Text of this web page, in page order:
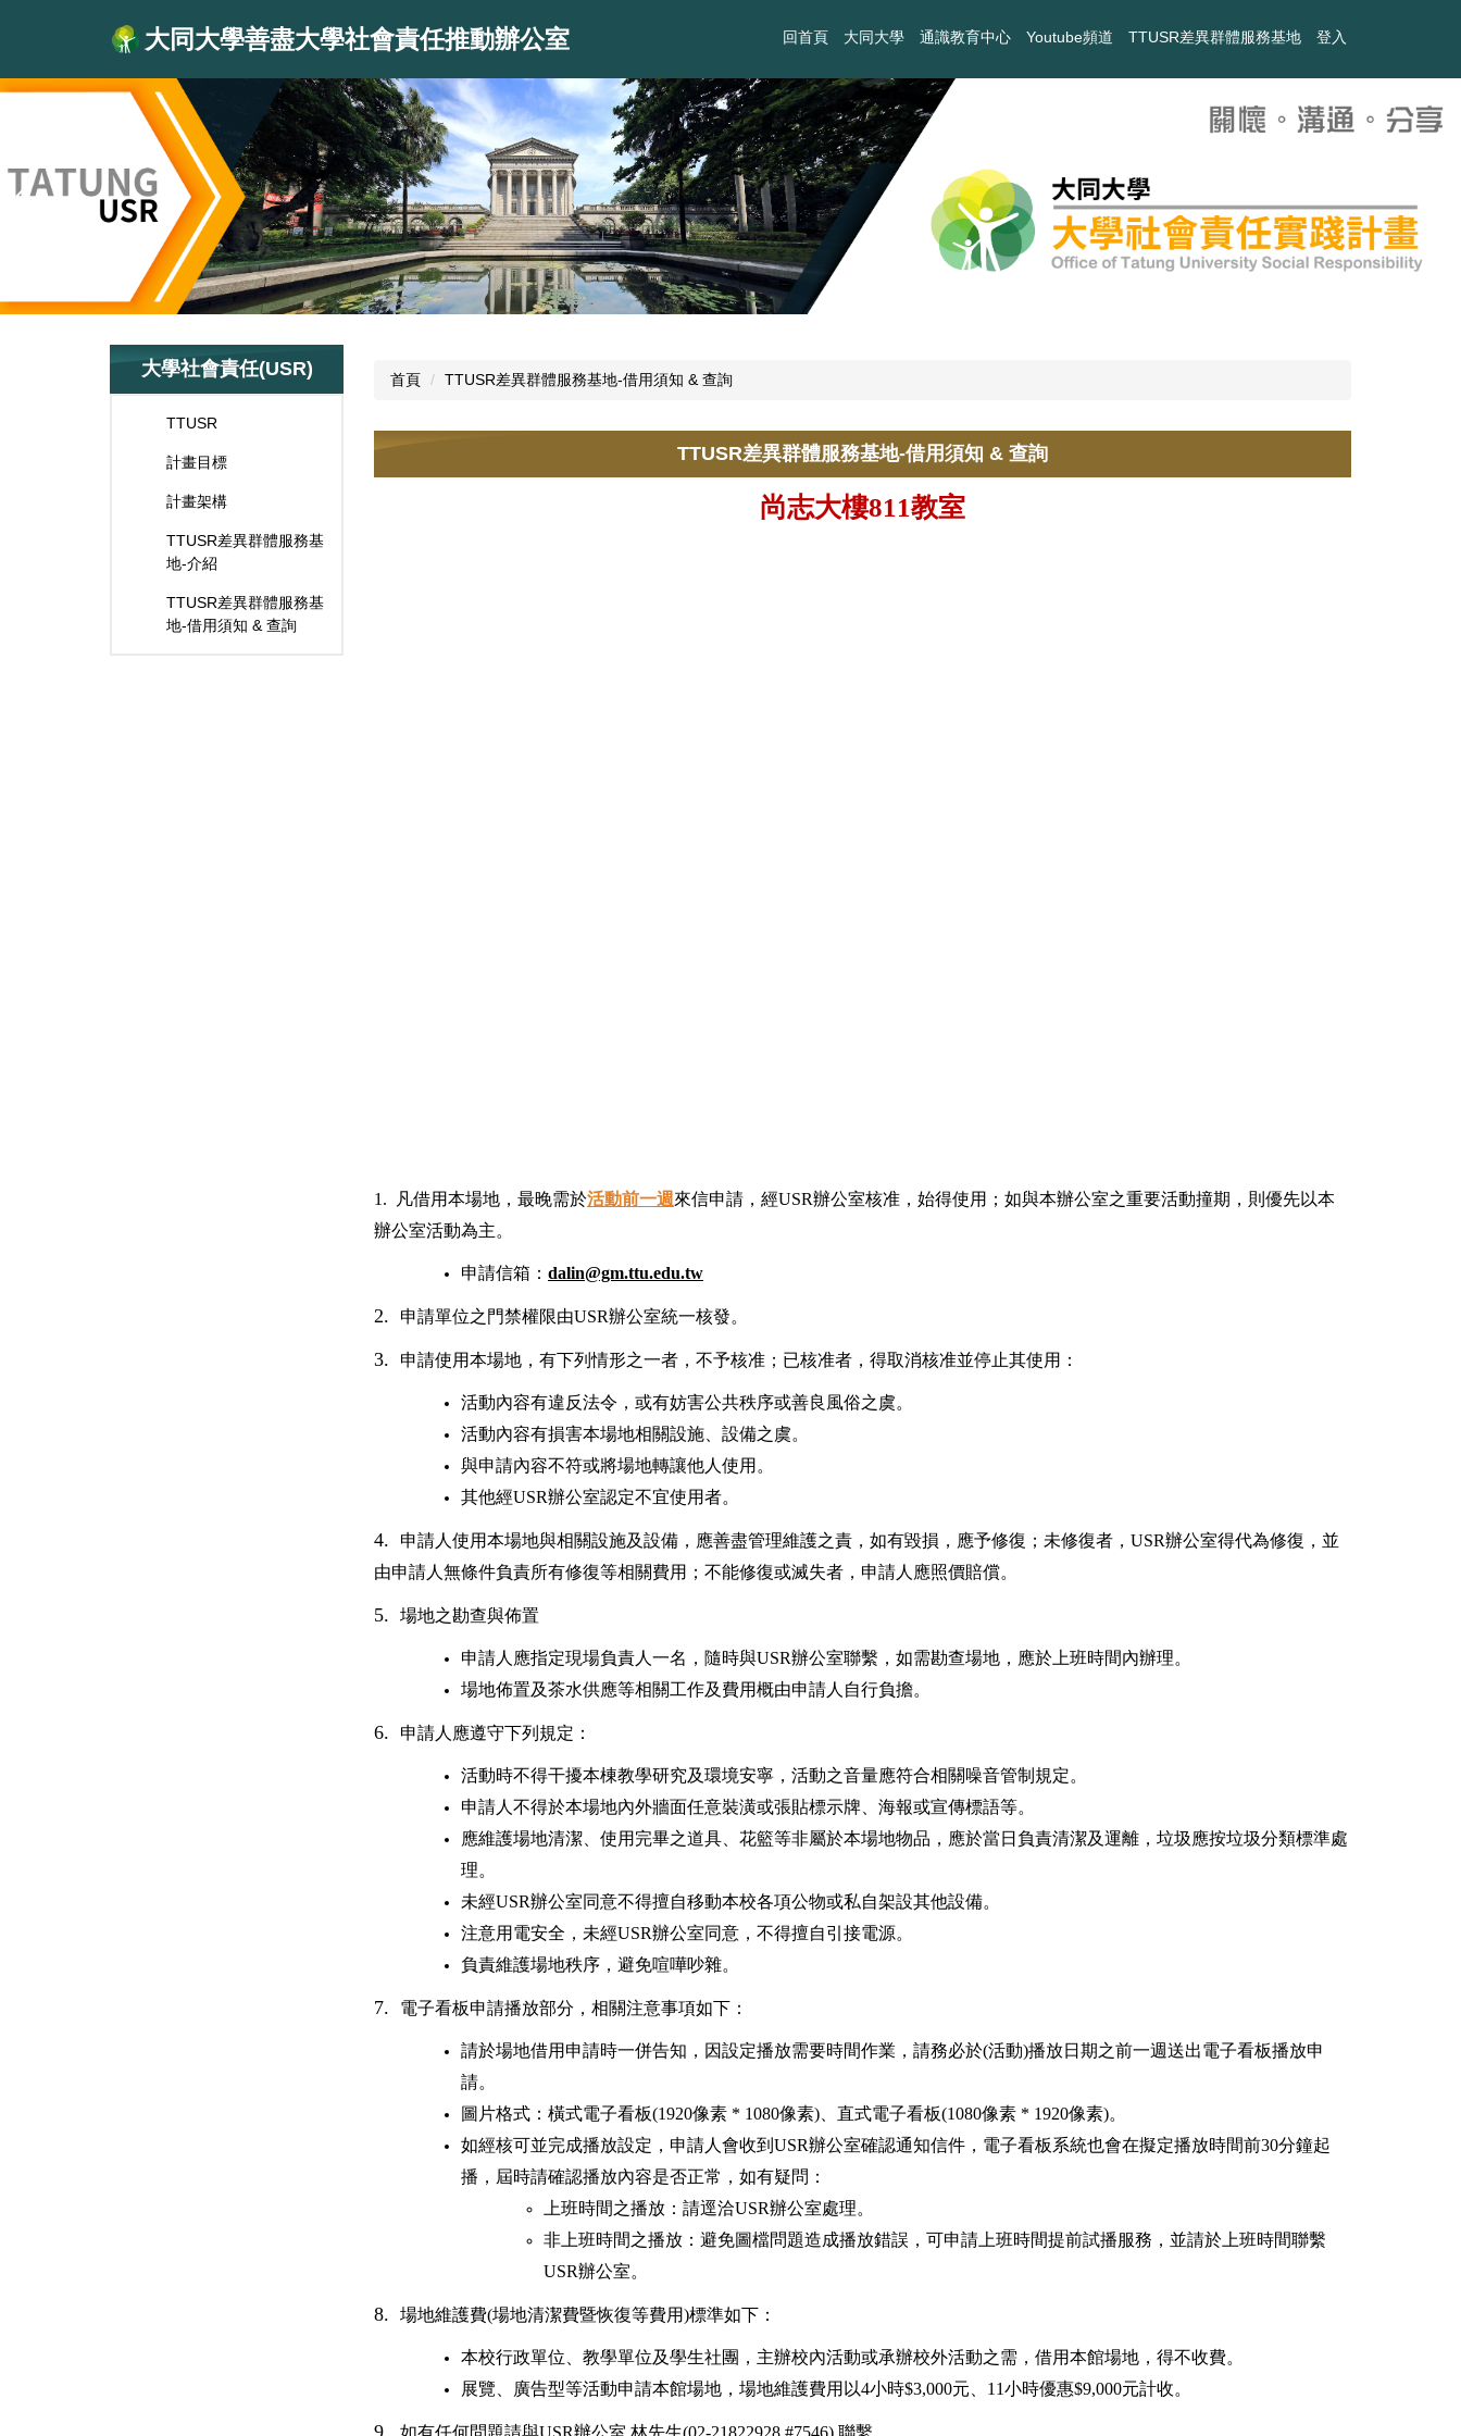
要
大同大學善盡大學社會責任推動辦公室 回首頁 大同大學 通識教育中心 Youtube頻道 TTUSR差異群體服務基地 登入
大學社會責任(USR)
TTUSR
計畫目標
計畫架構
TTUSR差異群體服務基
地-介紹
​TTUSR差異群體服務基
地-借用須知 & 查詢
首頁 ​TTUSR差異群體服務基地-借用須知 & 查詢
​TTUSR差異群體服務基地-借用須知 & 查詢
尚志大樓811教室
1. 凡借用本場地，最晚需於活動前一週 來信申請，經USR辦公室核准，始得使用；如與本辦公室之重要活動撞期，則優先以本
辦公室活動為主。
申請信箱： dalin@gm.ttu.edu.tw
2. 申請單位之門禁權限由USR辦公室統一核發。
3. 申請使用本場地，有下列情形之一者，不予核准；已核准者，得取消核准並停止其使用：
活動內容有違反法令，或有妨害公共秩序或善良風俗之虞。
活動內容有損害本場地相關設施、設備之虞。
與申請內容不符或將場地轉讓他人使用。
其他經USR辦公室認定不宜使用者。
4.
申請人使用本場地與相關設施及設備，應善盡管理維護之責，如有毀損，應予修復；未修復者，USR辦公室得代為修復，並
由申請人無條件負責所有修復等相關費用；不能修復或滅失者，申請人應照價賠償。
5. 場地之勘查與佈置
申請人應指定現場負責人一名，隨時與USR辦公室聯繫，如需勘查場地，應於上班時間內辦理。
場地佈置及茶水供應等相關工作及費用概由申請人自行負擔。
6. 申請人應遵守下列規定：
活動時不得干擾本棟教學研究及環境安寧，活動之音量應符合相關噪音管制規定。
申請人不得於本場地內外牆面任意裝潢或張貼標示牌、海報或宣傳標語等。
應維護場地清潔、使用完畢之道具、花籃等非屬於本場地物品，應於當日負責清潔及運離，垃圾應按垃圾分類標準處
理。
未經USR辦公室同意不得擅自移動本校各項公物或私自架設其他設備。
注意用電安全，未經USR辦公室同意，不得擅自引接電源。
負責維護場地秩序，避免喧嘩吵雜。
7. 電子看板申請播放部分，相關注意事項如下：
請於場地借用申請時一併告知，因設定播放需要時間作業，請務必於(活動)播放日期之前一週送出電子看板播放申
請。
圖片格式：橫式電子看板(1920像素 * 1080像素)、直式電子看板(1080像素 * 1920像素)。
如經核可並完成播放設定，申請人會收到USR辦公室確認通知信件，電子看板系統也會在擬定播放時間前30分鐘起
播，屆時請確認播放內容是否正常，如有疑問：
上班時間之播放：請逕洽USR辦公室處理。
非上班時間之播放：避免圖檔問題造成播放錯誤，可申請上班時間提前試播服務，並請於上班時間聯繫
USR辦公室。
8. 場地維護費(場地清潔費暨恢復等費用)標準如下：
本校行政單位、教學單位及學生社團，主辦校內活動或承辦校外活動之需，借用本館場地，得不收費。
展覽、廣告型等活動申請本館場地，場地維護費用以4小時$3,000元、11小時優惠$9,000元計收。
9. 如有任何問題請與USR辦公室 林先生(02-21822928 #7546) 聯繫。